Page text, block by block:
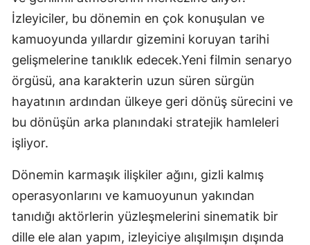
İzleyiciler, bu dönemin en çok konuşulan ve
kamuoyunda yıllardır gizemini koruyan tarihi
gelişmelerine tanıklık edecek.Yeni filmin senaryo
örgüsü, ana karakterin uzun süren sürgün
hayatının ardından ülkeye geri dönüş sürecini ve
bu dönüşün arka planındaki stratejik hamleleri
işliyor.
Dönemin karmaşık ilişkiler ağını, gizli kalmış
operasyonlarını ve kamuoyunun yakından
tanıdığı aktörlerin yüzleşmelerini sinematik bir
dille ele alan yapım, izleyiciye alışılmışın dışında